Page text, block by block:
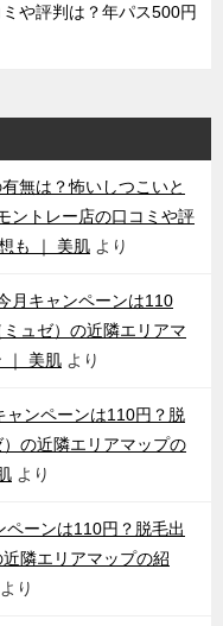
や評判は？年パス500円
無は？怖いしつこいと
ントレー店の口コミや評
も ｜ 美肌 より
月キャンペーンは110
ミュゼ）の近隣エリアマ
｜ 美肌 より
ンペーンは110円？脱
の近隣エリアマップの
より
ーンは110円？脱毛出
隣エリアマップの紹
より